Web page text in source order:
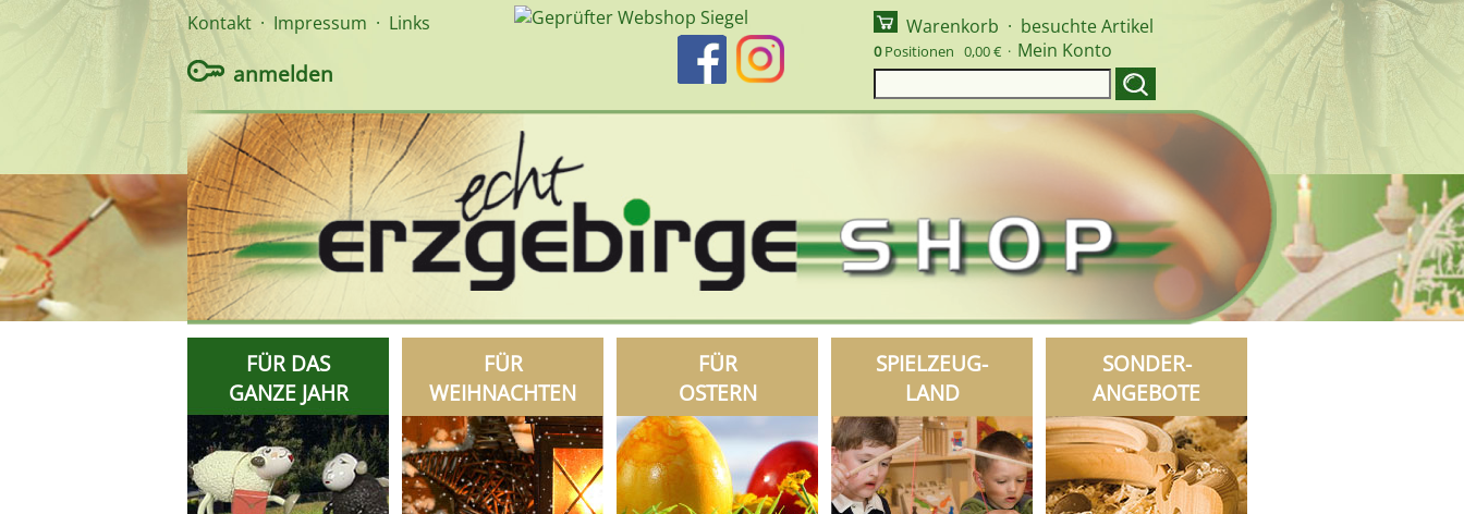
Kontakt · Impressum · Links
anmelden
Warenkorb · besuchte Artikel
0Positionen 0,00 € · Mein Konto
FÜR DAS
GANZE JAHR
FÜR
WEIHNACHTEN
FÜR
OSTERN
SPIELZEUG-
LAND
SONDER-
ANGEBOTE